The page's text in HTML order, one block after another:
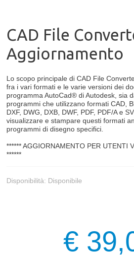
CAD File
Aggiornamento
Lo scopo principale di CAD File
fra i vari formati e le varie versioni dei
programma AutoCad® di Autodesk, sia
programmi che utilizzano formati CAD,
DXF, DWG, DXB, DWF, PDF, PDF/A e
visualizzare e stampare questi formati
programmi di disegno specifici.
****** AGGIORNAMENTO PER UTENTI
******
Disponibilità: Disponibile
€